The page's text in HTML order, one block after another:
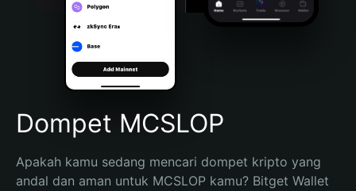
Português (Brasil)
Español (Argentina)
Dompet MCSLOP
Apakah kamu sedang mencari dompet kripto yang
andal dan aman untuk MCSLOP kamu? Bitget Wallet